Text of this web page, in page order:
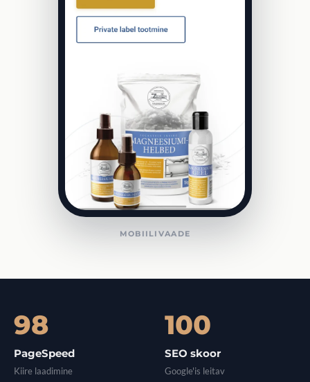
MOBIILIVAADE
98
PageSpeed
Kiire laadimine
100
SEO skoor
Google'is leitav